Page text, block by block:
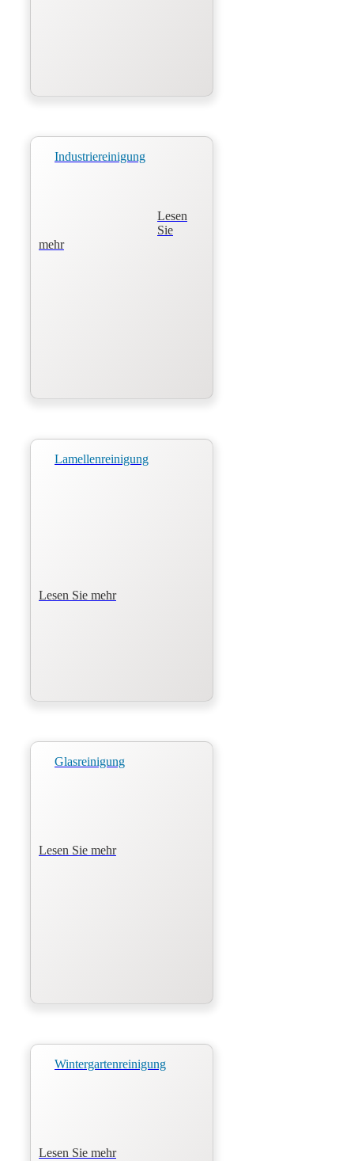
Industriereinigung
Lesen
Sie
mehr
Lamellenreinigung
Lesen Sie mehr
Glasreinigung
Lesen Sie mehr
Wintergartenreinigung
Lesen Sie mehr